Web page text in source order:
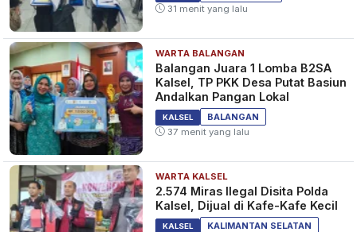
31 menit yang lalu
WARTA BALANGAN
Balangan Juara 1 Lomba B2SA
Kalsel, TP PKK Desa Putat Basiun
Andalkan Pangan Lokal
KALSEL
BALANGAN
37 menit yang lalu
WARTA KALSEL
2.574 Miras Ilegal Disita Polda
Kalsel, Dijual di Kafe-Kafe Kecil
KALSEL
KALIMANTAN SELATAN